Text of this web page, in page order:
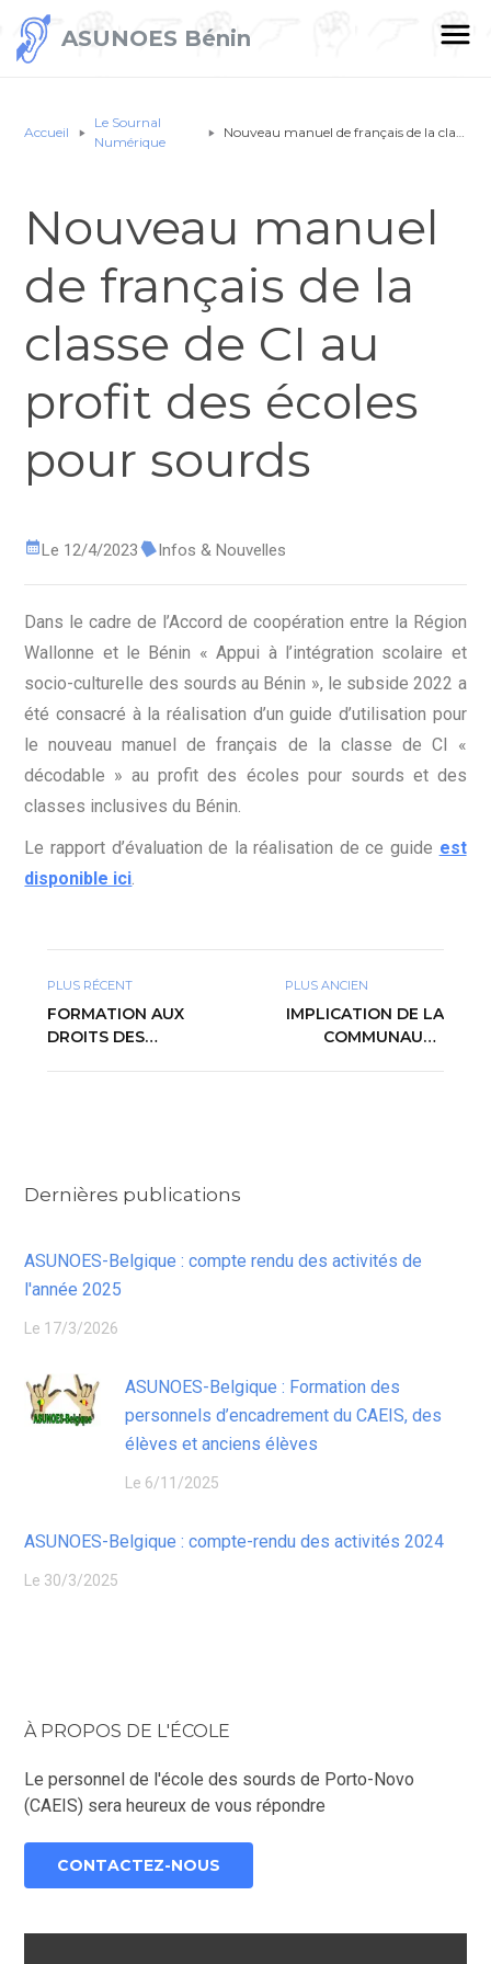
ASUNOES Bénin
Accueil
Le Sournal
Numérique
Nouveau manuel de français de la classe de CI au profit des écoles pour sourds
Nouveau manuel
de français de la
classe de CI au
profit des écoles
pour sourds
Le 12/4/2023 Infos & Nouvelles
Dans le cadre de l’Accord de coopération entre la Région
Wallonne et le Bénin « Appui à l’intégration scolaire et
socio-culturelle des sourds au Bénin », le subside 2022 a
été consacré à la réalisation d’un guide d’utilisation pour
le nouveau manuel de français de la classe de CI «
décodable » au profit des écoles pour sourds et des
classes inclusives du Bénin.
Le rapport d’évaluation de la réalisation de ce guide est
disponible ici.
PLUS RÉCENT
FORMATION AUX
DROITS DES
DES PERSONNES
PLUS ANCIEN
IMPLICATION DE LA
COMMUNAUTÉ
Dernières publications
ASUNOES-Belgique : compte rendu des activités de
l'année 2025
Le 17/3/2026
ASUNOES-Belgique : Formation des
personnels d’encadrement du CAEIS, des
élèves et anciens élèves
Le 6/11/2025
ASUNOES-Belgique : compte-rendu des activités 2024
Le 30/3/2025
À PROPOS DE L'ÉCOLE
Le personnel de l'école des sourds de Porto-Novo
(CAEIS) sera heureux de vous répondre
CONTACTEZ-NOUS